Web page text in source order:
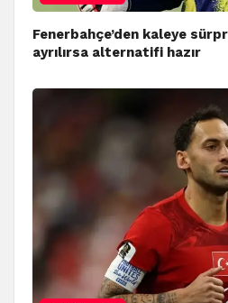
Fenerbahçe’den kaleye
ayrılırsa alternatifi hazır